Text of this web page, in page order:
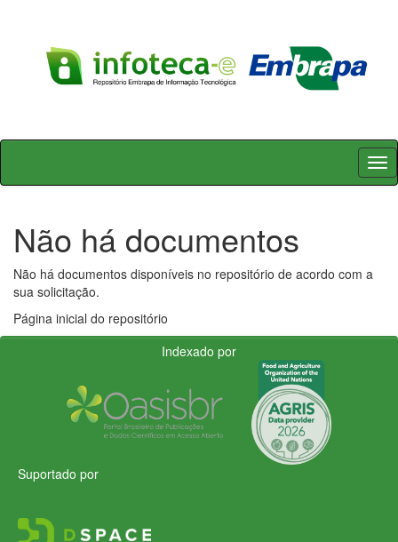
Skip
Não há documentos
Não há documentos disponíveis no repositório de acordo com a
sua solicitação.
Página inicial do repositório
Indexado por
Suportado por